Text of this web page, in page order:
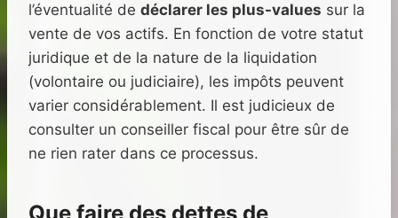
l’éventualité de déclarer les plus-values sur la
vente de vos actifs. En fonction de votre statut
juridique et de la nature de la liquidation
(volontaire ou judiciaire), les impôts peuvent
varier considérablement. Il est judicieux de
consulter un conseiller fiscal pour être sûr de
ne rien rater dans ce processus.